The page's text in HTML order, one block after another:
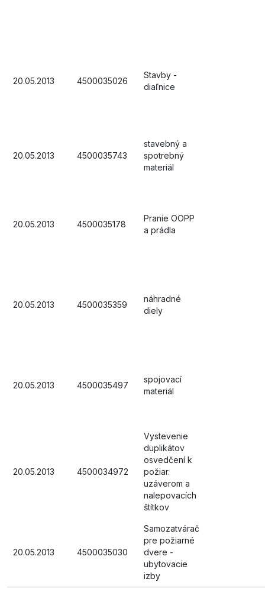
20.05.2013 4500035026
Stavby -
diaľnice
20.05.2013 4500035743
stavebný a
spotrebný
materiál
20.05.2013 4500035178
Pranie OOPP
a prádla
20.05.2013 4500035359
náhradné
diely
20.05.2013 4500035497
spojovací
materiál
20.05.2013 4500034972
Vystevenie
duplikátov
osvedčení k
požiar.
uzáverom a
nalepovacích
štítkov
20.05.2013 4500035030
Samozatvárač
pre požiarné
dvere -
ubytovacie
izby